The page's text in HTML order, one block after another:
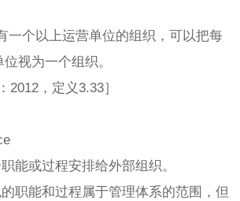
个以上运营单位的组织，可以把每
视为一个组织。
，定义3.33］
或过程安排给外部组织。
能和过程属于管理体系的范围，但